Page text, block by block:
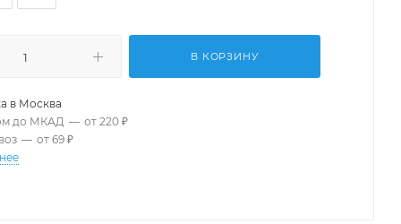
В КОРЗИНУ
в Москва
до МКАД — от 220 ₽
— от 69 ₽